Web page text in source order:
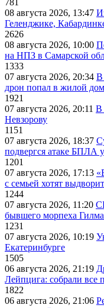
781
08 августа 2026, 13:47
Геленджике,
2626
08 августа 2026, 10:00
на НПЗ в Самарской
1333
07 августа 2026, 20:34 В
дрон попал в жилой дом
1921
07 августа 2026, 20:11 В
Невзорову
1151
07 августа 2026, 18:37
подвергся атаке БПЛА
1201
07 августа 2026, 17:13
с семьей хотят
1244
07 августа 2026, 11:20
бывшего морпеха
1231
07 августа 2026, 10:19
Екатеринбурге
1505
06 августа 2026, 21:19
Лейпцига: собрали все
1822
06 августа 2026, 21:06